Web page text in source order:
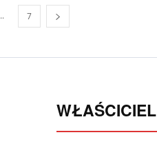
7
WŁAŚCICIEL